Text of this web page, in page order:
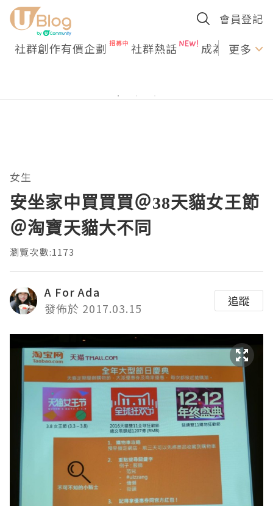
會員登記
社群創作有價企劃 社群熱話 成為U更多
女生
安坐家中買買買＠38天貓女王節
＠淘寶天貓大不同
瀏覽次數:1173
A For Ada
發佈於 2017.03.15
追蹤